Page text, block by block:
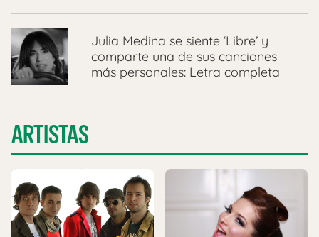
Julia Medina se siente ‘Libre’ y
comparte una de sus canciones
más personales: Letra completa
ARTISTAS